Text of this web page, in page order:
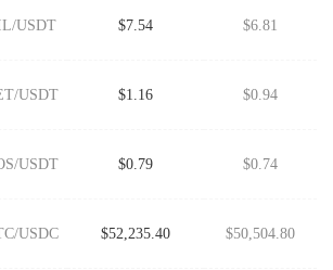
USDT $7.54 $6.81
USDT $1.16 $0.94
USDT $0.79 $0.74
USDC $52,235.40 $50,504.80